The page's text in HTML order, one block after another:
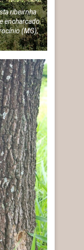
ribeirnha
encharcado.
(MG),